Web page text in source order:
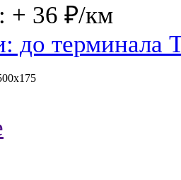
36 ₽/км
до терминала